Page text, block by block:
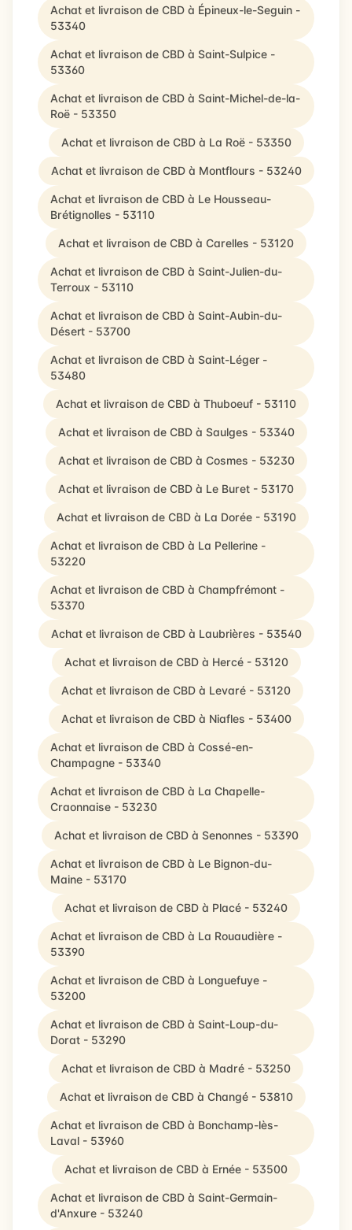
Achat et livraison de CBD à Épineux-le-Seguin -
53340
Achat et livraison de CBD à Saint-Sulpice -
53360
Achat et livraison de CBD à Saint-Michel-de-la-
Roë - 53350
Achat et livraison de CBD à La Roë - 53350
Achat et livraison de CBD à Montflours - 53240
Achat et livraison de CBD à Le Housseau-
Brétignolles - 53110
Achat et livraison de CBD à Carelles - 53120
Achat et livraison de CBD à Saint-Julien-du-
Terroux - 53110
Achat et livraison de CBD à Saint-Aubin-du-
Désert - 53700
Achat et livraison de CBD à Saint-Léger -
53480
Achat et livraison de CBD à Thuboeuf - 53110
Achat et livraison de CBD à Saulges - 53340
Achat et livraison de CBD à Cosmes - 53230
Achat et livraison de CBD à Le Buret - 53170
Achat et livraison de CBD à La Dorée - 53190
Achat et livraison de CBD à La Pellerine -
53220
Achat et livraison de CBD à Champfrémont -
53370
Achat et livraison de CBD à Laubrières - 53540
Achat et livraison de CBD à Hercé - 53120
Achat et livraison de CBD à Levaré - 53120
Achat et livraison de CBD à Niafles - 53400
Achat et livraison de CBD à Cossé-en-
Champagne - 53340
Achat et livraison de CBD à La Chapelle-
Craonnaise - 53230
Achat et livraison de CBD à Senonnes - 53390
Achat et livraison de CBD à Le Bignon-du-
Maine - 53170
Achat et livraison de CBD à Placé - 53240
Achat et livraison de CBD à La Rouaudière -
53390
Achat et livraison de CBD à Longuefuye -
53200
Achat et livraison de CBD à Saint-Loup-du-
Dorat - 53290
Achat et livraison de CBD à Madré - 53250
Achat et livraison de CBD à Changé - 53810
Achat et livraison de CBD à Bonchamp-lès-
Laval - 53960
Achat et livraison de CBD à Ernée - 53500
Achat et livraison de CBD à Saint-Germain-
d'Anxure - 53240